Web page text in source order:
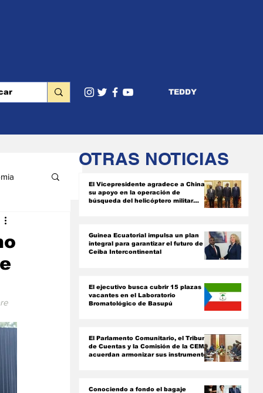
TEDDY
OTRAS NOTICIAS
El Vicepresidente agradece a China
su apoyo en la operación de
búsqueda del helicóptero militar
Guinea Ecuatorial impulsa un plan
integral para garantizar el futuro de
Ceiba Intercontinental
El ejecutivo busca cubrir 15 plazas
vacantes en el Laboratorio
Bromatológico de Basupú
El Parlamento Comunitario, el Tribunal
de Cuentas y la Comisión de la CEMAC
acuerdan armonizar sus instrumentos
Conociendo a fondo el bagaje